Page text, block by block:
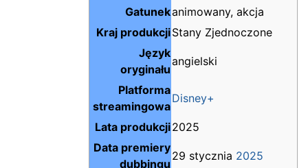
Gatunekanimowany, akcja
Kraj produkcjiStany Zjednoczone
Język
oryginału
angielski
Platforma
streamingowa
Disney+
Lata produkcji2025
Data premiery
dubbingu
29 stycznia 2025